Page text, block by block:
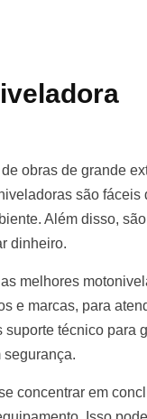
obras de grande
são fáceis
Além disso,
dinheiro.
melhores
e marcas, para
técnico para
segurança.
concentrar em